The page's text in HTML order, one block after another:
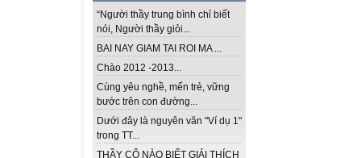
“Người thầy trung bình chỉ biết
nói, Người thầy giỏi...
BAI NAY GIAM TAI ROI MA ...
Chào 2012 -2013...
Cùng yêu nghề, mến trẻ, vững
bước trên con đường...
Dưới đây là nguyên văn "Ví dụ 1"
trong TT...
THẦY CÔ NÀO BIẾT GIẢI THÍCH